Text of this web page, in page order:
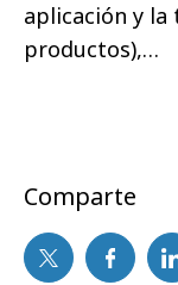
aplicación y la
productos),…
Comparte